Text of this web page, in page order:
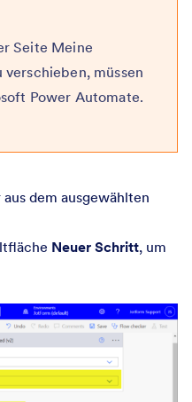
Seite Meine
verschieben, müssen
Power Automate.
dem ausgewählten
Neuer Schritt, um